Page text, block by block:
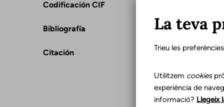
Codificación CIF
Bibliografía
Citación
La teva
Trieu les
Utilitzem cookies
experiència de
informació? Llegeix